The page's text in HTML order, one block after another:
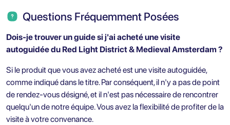
Questions Fréquemment Posées
Dois-je trouver un guide si j'ai acheté une visite
autoguidée du Red Light District & Medieval Amsterdam ?
Si le produit que vous avez acheté est une visite autoguidée,
comme indiqué dans le titre. Par conséquent, il n'y a pas de point
de rendez-vous désigné, et il n'est pas nécessaire de rencontrer
quelqu'un de notre équipe. Vous avez la flexibilité de profiter de la
visite à votre convenance.